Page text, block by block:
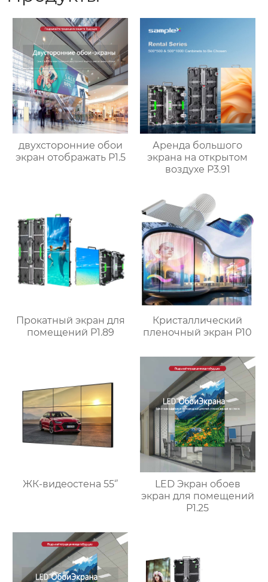
двухсторонние обои
экран отображать P1.5
Аренда большого
экрана на открытом
воздухе P3.91
Прокатный экран для
помещений P1.89
Кристаллический
пленочный экран P10
ЖК-видеостена 55‘’
LED Экран обоев
экран для помещений
P1.25